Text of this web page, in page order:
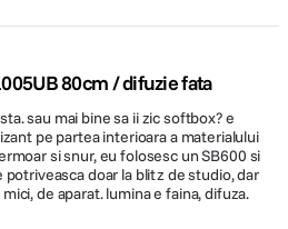
80cm / difuzie fata
sau mai bine sa ii zic softbox? e
pe partea interioara a materialului
si snur, eu folosesc un SB600 si
potriveasca doar la blitz de studio, dar
de aparat. lumina e faina, difuza.